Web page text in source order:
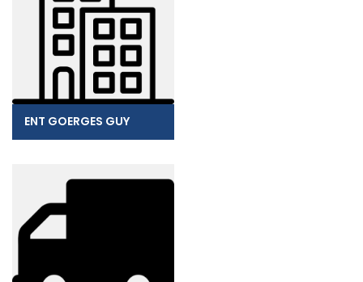
ENT GOERGES GUY